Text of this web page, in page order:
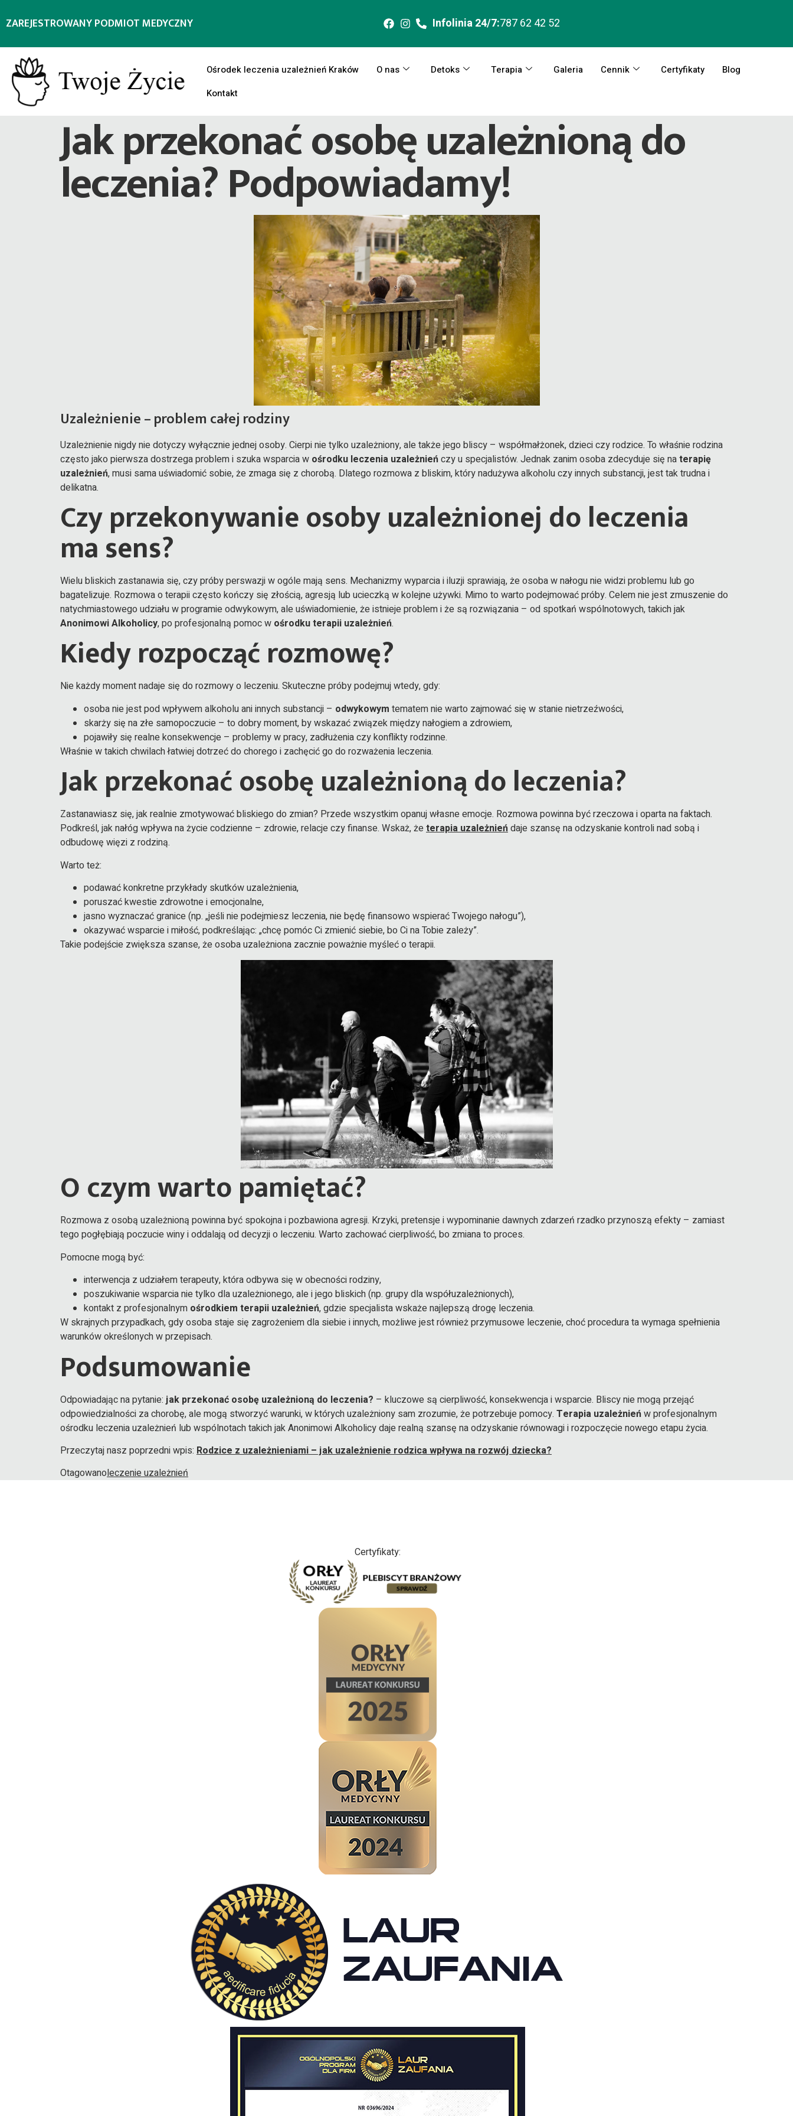
ZAREJESTROWANY PODMIOT MEDYCZNY Infolinia 24/7:787 62 42 52
Ośrodek leczenia uzależnień Kraków O nas Detoks Terapia Galeria Cennik Certyfikaty
Blog
Kontakt
Jak przekonać osobę uzależnioną do
leczenia? Podpowiadamy!
Uzależnienie – problem całej rodziny
Uzależnienie nigdy nie dotyczy wyłącznie jednej osoby. Cierpi nie tylko uzależniony, ale także jego bliscy – współmałżonek, dzieci czy rodzice. To właśnie rodzina
często jako pierwsza dostrzega problem i szuka wsparcia w ośrodku leczenia uzależnieńczy u specjalistów. Jednak zanim osoba zdecyduje się naterapię
uzależnień, musi sama uświadomić sobie, że zmaga się z chorobą. Dlatego rozmowa z bliskim, który nadużywa alkoholu czy innych substancji, jest tak trudna i
delikatna.
Czy przekonywanie osoby uzależnionej do leczenia
ma sens?
Wielu bliskich zastanawia się, czy próby perswazji w ogóle mają sens. Mechanizmy wyparcia i iluzji sprawiają, że osoba w nałogu nie widzi problemu lub go
bagatelizuje. Rozmowa o terapii często kończy się złością, agresją lub ucieczką w kolejne używki. Mimo to warto podejmować próby. Celem nie jest zmuszenie do
natychmiastowego udziału w programie odwykowym, ale uświadomienie, że istnieje problem i że są rozwiązania – od spotkań wspólnotowych, takich jak
Anonimowi Alkoholicy, po profesjonalną pomoc w ośrodku terapii uzależnień.
Kiedy rozpocząć rozmowę?
Nie każdy moment nadaje się do rozmowy o leczeniu. Skuteczne próby podejmuj wtedy, gdy:
osoba nie jest pod wpływem alkoholu ani innych substancji – odwykowym tematem nie warto zajmować się w stanie nietrzeźwości,
skarży się na złe samopoczucie – to dobry moment, by wskazać związek między nałogiem a zdrowiem,
pojawiły się realne konsekwencje – problemy w pracy, zadłużenia czy konflikty rodzinne.
Właśnie w takich chwilach łatwiej dotrzeć do chorego i zachęcić go do rozważenia leczenia.
Jak przekonać osobę uzależnioną do leczenia?
Zastanawiasz się, jak realnie zmotywować bliskiego do zmian? Przede wszystkim opanuj własne emocje. Rozmowa powinna być rzeczowa i oparta na faktach.
Podkreśl, jak nałóg wpływa na życie codzienne – zdrowie, relacje czy finanse. Wskaż, żeterapia uzależnieńdaje szansę na odzyskanie kontroli nad sobą i
odbudowę więzi z rodziną.
Warto też:
podawać konkretne przykłady skutków uzależnienia,
poruszać kwestie zdrowotne i emocjonalne,
jasno wyznaczać granice (np. „jeśli nie podejmiesz leczenia, nie będę finansowo wspierać Twojego nałogu”),
okazywać wsparcie i miłość, podkreślając: „chcę pomóc Ci zmienić siebie, bo Ci na Tobie zależy”.
Takie podejście zwiększa szanse, że osoba uzależniona zacznie poważnie myśleć o terapii.
O czym warto pamiętać?
Rozmowa z osobą uzależnioną powinna być spokojna i pozbawiona agresji. Krzyki, pretensje i wypominanie dawnych zdarzeń rzadko przynoszą efekty – zamiast
tego pogłębiają poczucie winy i oddalają od decyzji o leczeniu. Warto zachować cierpliwość, bo zmiana to proces.
Pomocne mogą być:
interwencja z udziałem terapeuty, która odbywa się w obecności rodziny,
poszukiwanie wsparcia nie tylko dla uzależnionego, ale i jego bliskich (np. grupy dla współuzależnionych),
kontakt z profesjonalnym ośrodkiem terapii uzależnień, gdzie specjalista wskaże najlepszą drogę leczenia.
W skrajnych przypadkach, gdy osoba staje się zagrożeniem dla siebie i innych, możliwe jest również przymusowe leczenie, choć procedura ta wymaga spełnienia
warunków określonych w przepisach.
Podsumowanie
Odpowiadając na pytanie: jak przekonać osobę uzależnioną do leczenia? – kluczowe są cierpliwość, konsekwencja i wsparcie. Bliscy nie mogą przejąć
odpowiedzialności za chorobę, ale mogą stworzyć warunki, w których uzależniony sam zrozumie, że potrzebuje pomocy. Terapia uzależnieńw profesjonalnym
ośrodku leczenia uzależnień lub wspólnotach takich jak Anonimowi Alkoholicy daje realną szansę na odzyskanie równowagi i rozpoczęcie nowego etapu życia.
Przeczytaj nasz poprzedni wpis: Rodzice z uzależnieniami – jak uzależnienie rodzica wpływa na rozwój dziecka?
Otagowanoleczenie uzależnień
Certyfikaty: